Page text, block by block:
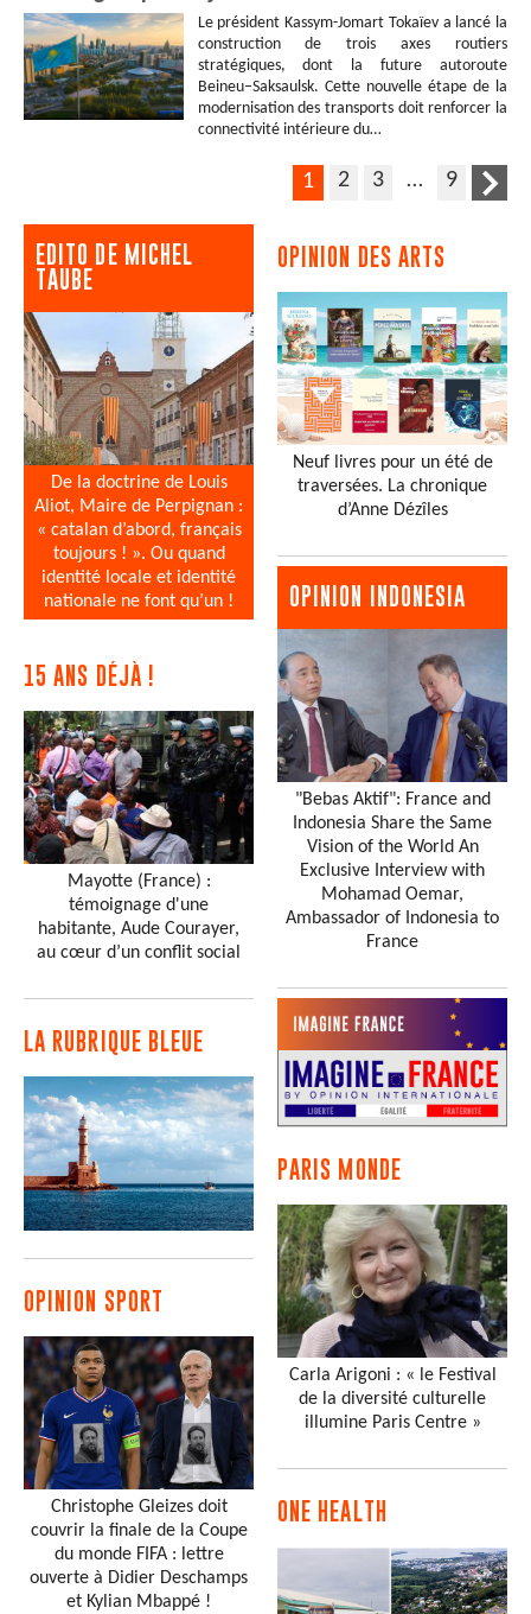
Le président Kassym-Jomart Tokaïev a lancé la
construction de trois axes routiers
stratégiques, dont la future autoroute
Beineu–Saksaulsk. Cette nouvelle étape de la
modernisation des transports doit renforcer la
connectivité intérieure du…
1 2 3 … 9
EDITO DE MICHEL
TAUBE
De la doctrine de Louis
Aliot, Maire de Perpignan :
« catalan d’abord, français
toujours ! ». Ou quand
identité locale et identité
nationale ne font qu’un !
15 ANS DÉJÀ !
Mayotte (France) :
témoignage d'une
habitante, Aude Courayer,
au cœur d’un conflit social
LA RUBRIQUE BLEUE
OPINION SPORT
Christophe Gleizes doit
couvrir la finale de la Coupe
du monde FIFA : lettre
ouverte à Didier Deschamps
et Kylian Mbappé !
OPINION DES ARTS
Neuf livres pour un été de
traversées. La chronique
d’Anne Dézîles
OPINION INDONESIA
"Bebas Aktif": France and
Indonesia Share the Same
Vision of the World An
Exclusive Interview with
Mohamad Oemar,
Ambassador of Indonesia to
France
PARIS MONDE
Carla Arigoni : « le Festival
de la diversité culturelle
illumine Paris Centre »
ONE HEALTH